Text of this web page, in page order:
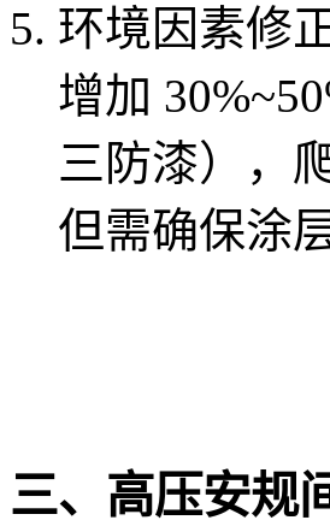
环境因素修
增加
三防漆），
但需确保涂
三、高压安规